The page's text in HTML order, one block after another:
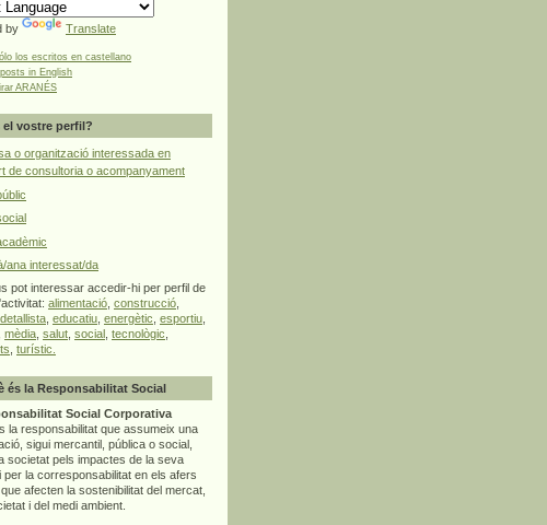
by Translate
los escritos en castellano
in English
ARANÉS
el vostre perfil?
o organització interessada en
de consultoria o acompanyament
ana interessat/da
pot interessar accedir-hi per perfil de
alimentació construcció
detallista educatiu energètic esportiu
mèdia salut social tecnològic
turístic.
és la Responsabilitat Social
Social Corporativa
la responsabilitat que assumeix una
sigui mercantil, pública o social,
societat pels impactes de la seva
per la corresponsabilitat en els afers
afecten la sostenibilitat del mercat,
i del medi ambient.